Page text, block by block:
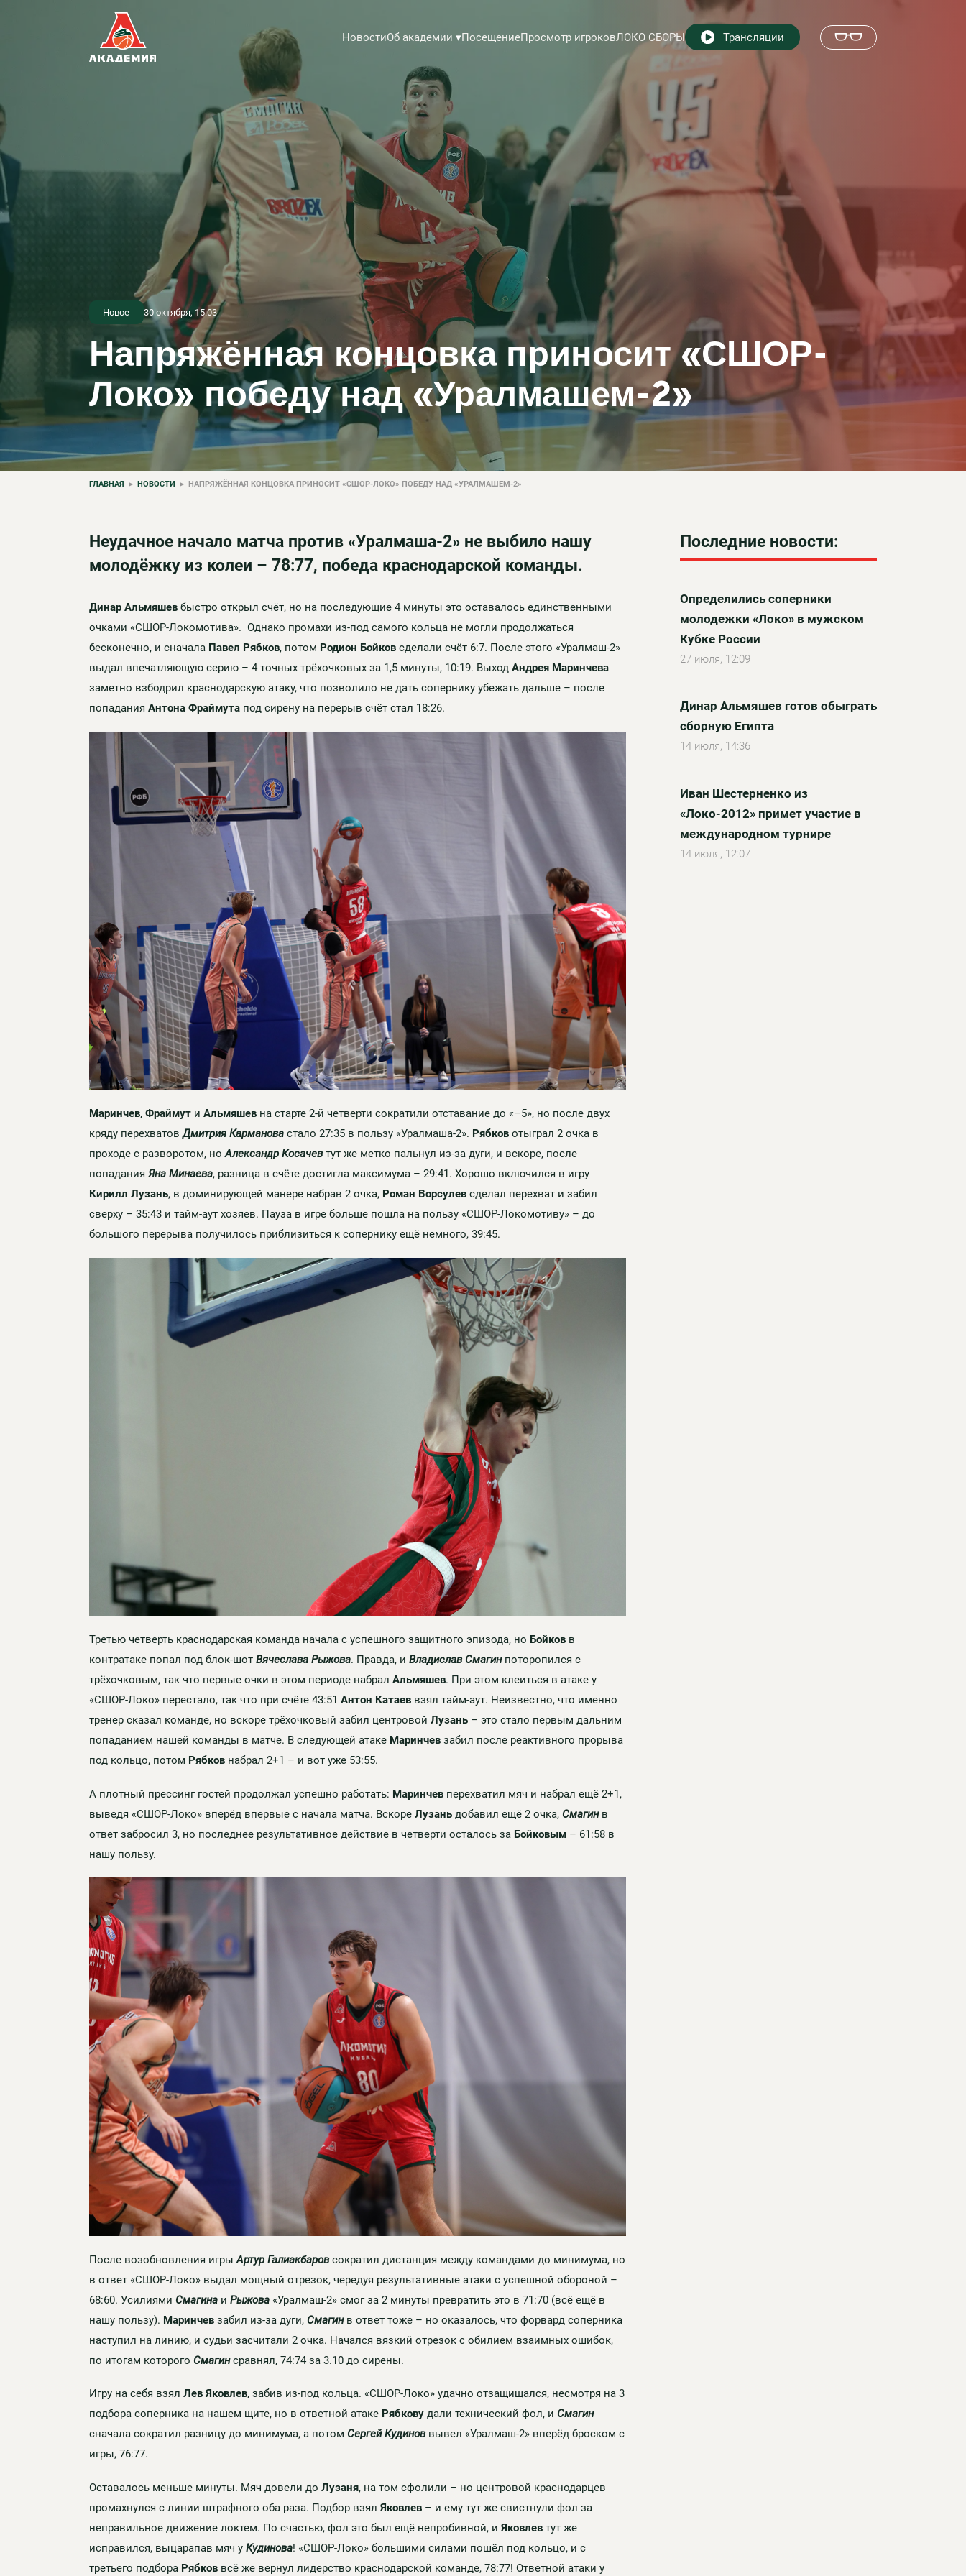
НовостиОб академии▾ПосещениеПросмотр игроковЛОКО СБОРЫ Трансляции
Новое 30 октября, 15:03
Напряжённая концовка приносит «СШОР-
Локо» победу над «Уралмашем-2»
ГЛАВНАЯ ▸ НОВОСТИ ▸ НАПРЯЖЁННАЯ КОНЦОВКА ПРИНОСИТ «СШОР-ЛОКО» ПОБЕДУ НАД «УРАЛМАШЕМ-2»
Неудачное начало матча против «Уралмаша-2» не выбило нашу
молодёжку из колеи – 78:77, победа краснодарской команды.
Динар Альмяшевбыстро открыл счёт, но на последующие 4 минуты это оставалось единственными
очками «СШОР-Локомотива». Однако промахи из-под самого кольца не могли продолжаться
бесконечно, и сначала Павел Рябков, потом Родион Бойковсделали счёт 6:7. После этого «Уралмаш-2»
выдал впечатляющую серию – 4 точных трёхочковых за 1,5 минуты, 10:19. Выход Андрея Маринчева
заметно взбодрил краснодарскую атаку, что позволило не дать сопернику убежать дальше – после
попадания Антона Фраймутапод сирену на перерыв счёт стал 18:26.
Маринчев, Фраймути Альмяшевна старте 2-й четверти сократили отставание до «–5», но после двух
кряду перехватов Дмитрия Кармановастало 27:35 в пользу «Уралмаша-2». Рябковотыграл 2 очка в
проходе с разворотом, ноАлександр Косачевтут же метко пальнул из-за дуги, и вскоре, после
попаданияЯна Минаева, разница в счёте достигла максимума – 29:41. Хорошо включился в игру
Кирилл Лузань, в доминирующей манере набрав 2 очка, Роман Ворсулевсделал перехват и забил
сверху – 35:43 и тайм-аут хозяев. Пауза в игре больше пошла на пользу «СШОР-Локомотиву» – до
большого перерыва получилось приблизиться к сопернику ещё немного, 39:45.
Третью четверть краснодарская команда начала с успешного защитного эпизода, но Бойковв
контратаке попал под блок-шот Вячеслава Рыжова. Правда, и Владислав Смагинпоторопился с
трёхочковым, так что первые очки в этом периоде набрал Альмяшев. При этом клеиться в атаке у
«СШОР-Локо» перестало, так что при счёте 43:51 Антон Катаеввзял тайм-аут. Неизвестно, что именно
тренер сказал команде, но вскоре трёхочковый забил центровой Лузань– это стало первым дальним
попаданием нашей команды в матче. В следующей атаке Маринчевзабил после реактивного прорыва
под кольцо, потом Рябковнабрал 2+1 – и вот уже 53:55.
А плотный прессинг гостей продолжал успешно работать: Маринчевперехватил мяч и набрал ещё 2+1,
выведя «СШОР-Локо» вперёд впервые с начала матча. Вскоре Лузаньдобавил ещё 2 очка, Смагинв
ответ забросил 3, но последнее результативное действие в четверти осталось за Бойковым– 61:58 в
нашу пользу.
После возобновления игры Артур Галиакбаровсократил дистанция между командами до минимума, но
в ответ «СШОР-Локо» выдал мощный отрезок, чередуя результативные атаки с успешной обороной –
68:60. Усилиями Смагинаи Рыжова«Уралмаш-2» смог за 2 минуты превратить это в 71:70 (всё ещё в
нашу пользу). Маринчевзабил из-за дуги, Смагинв ответ тоже – но оказалось, что форвард соперника
наступил на линию, и судьи засчитали 2 очка. Начался вязкий отрезок с обилием взаимных ошибок,
по итогам которого Смагинсравнял, 74:74 за 3.10 до сирены.
Игру на себя взял Лев Яковлев, забив из-под кольца. «СШОР-Локо» удачно отзащищался, несмотря на 3
подбора соперника на нашем щите, но в ответной атаке Рябковудали технический фол, и Смагин
сначала сократил разницу до минимума, а потом Сергей Кудиноввывел «Уралмаш-2» вперёд броском с
игры, 76:77.
Оставалось меньше минуты. Мяч довели до Лузаня, на том сфолили – но центровой краснодарцев
промахнулся с линии штрафного оба раза. Подбор взял Яковлев– и ему тут же свистнули фол за
неправильное движение локтем. По счастью, фол это был ещё непробивной, и Яковлевтут же
исправился, выцарапав мяч у Кудинова! «СШОР-Локо» большими силами пошёл под кольцо, и с
третьего подбора Рябковвсё же вернул лидерство краснодарской команде, 78:77! Ответной атаки у
Последние новости:
Определились соперники
молодежки «Локо» в мужском
Кубке России
27 июля, 12:09
Динар Альмяшев готов обыграть
сборную Египта
14 июля, 14:36
Иван Шестерненко из
«Локо-2012» примет участие в
международном турнире
14 июля, 12:07